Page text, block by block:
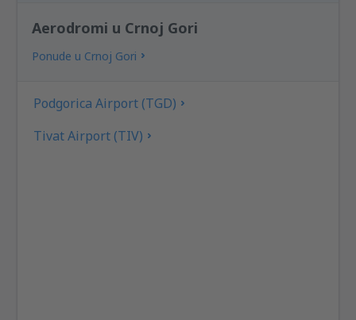
Aerodromi u Crnoj Gori
Ponude u Crnoj Gori
Podgorica Airport (TGD)
Tivat Airport (TIV)